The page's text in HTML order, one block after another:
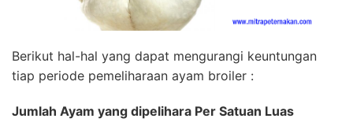
Berikut hal-hal yang dapat mengurangi keuntungan
tiap periode pemeliharaan ayam broiler :
Jumlah Ayam yang dipelihara Per Satuan Luas